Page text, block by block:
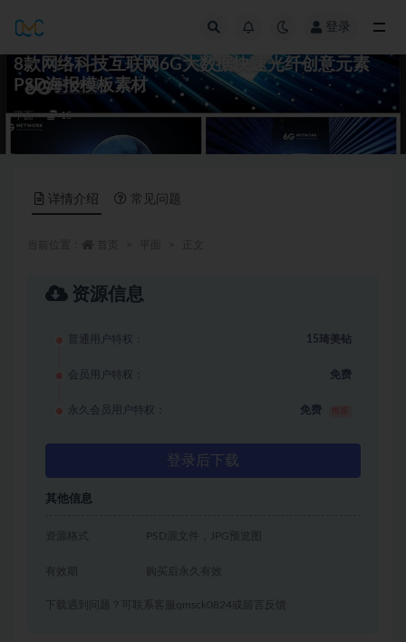
登录
8款网络科技互联网6G大数据快速光纤创意元素
PSD海报模板素材
平面 15
详情介绍 常见问题
资源信息
普通用户特权： 15琦美钻
会员用户特权： 免费
永久会员用户特权： 免费
登录后下载
其他信息
资源格式 PSD源文件，JPG预览图
有效期 购买后永久有效
下载遇到问题？可联系客服qmsck0824或留言反馈